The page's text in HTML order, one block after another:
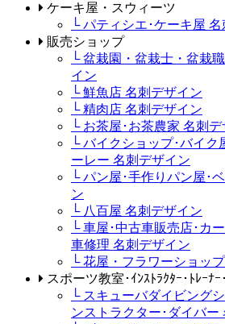
ケーキ屋・スウィーツ
└ パティシエ･ケーキ屋
販売ショップ
└ 盆栽園・盆栽士・盆栽
イン
└ 鮮魚店 名刺デザイン
└ 精肉店 名刺デザイン
└ お茶屋･お茶農家 名刺デ
└ バイクショップ･バイク
ーレー 名刺デザイン
└ パン屋･手作りパン屋･
ン
└ 八百屋 名刺デザイン
└ 車屋･中古車販売店･カ
車修理 名刺デザイン
└ 花屋・フラワーショッ
スポーツ教室･ｲﾝｽﾄﾗｸﾀｰ･ﾄﾚｰﾅｰ
└ スキューバダイビング
ンストラクター･ダイバー